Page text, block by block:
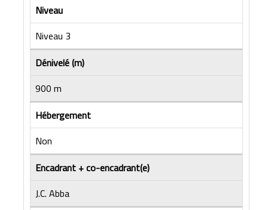
Niveau
Niveau 3
Dénivelé (m)
900 m
Hébergement
Non
Encadrant + co-encadrant(e)
J.C. Abba